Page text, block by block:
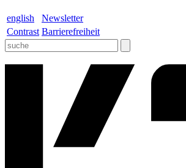
english
Newsletter
Contrast Barrierefreiheit